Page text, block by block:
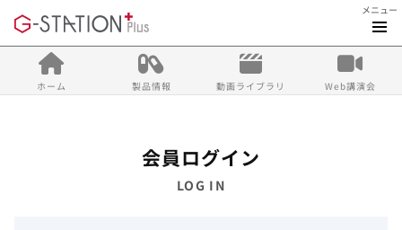
メニュー
ホーム 製品情報 動画ライブラリ Web講演会
会員ログイン
LOG IN